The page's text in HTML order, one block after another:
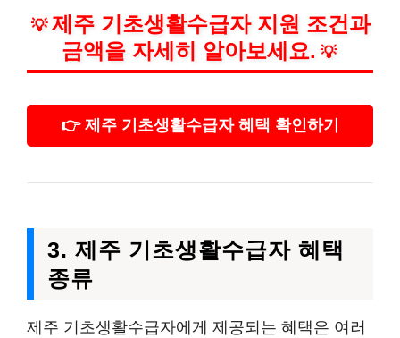
💡 제주 기초생활수급자 지원 조건과
금액을 자세히 알아보세요. 💡
👉 제주 기초생활수급자 혜택 확인하기
3. 제주 기초생활수급자 혜택
종류
제주 기초생활수급자에게 제공되는 혜택은 여러